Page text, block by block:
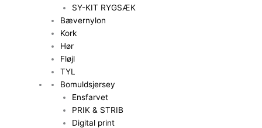
SY-KIT RYGSÆK
Bævernylon
Kork
Hør
Fløjl
TYL
Bomuldsjersey
Ensfarvet
PRIK & STRIB
Digital print